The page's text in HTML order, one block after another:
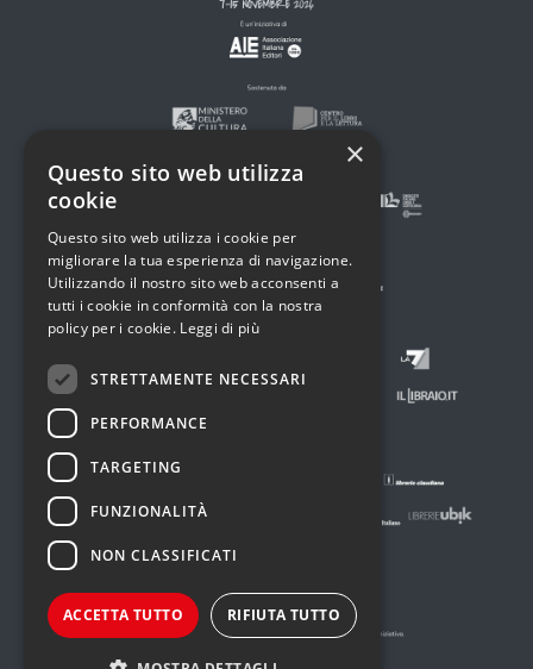
×
Questo sito web utilizza
cookie
Questo sito web utilizza i cookie per
migliorare la tua esperienza di navigazione.
Utilizzando il nostro sito web acconsenti a
tutti i cookie in conformità con la nostra
policy per i cookie. Leggi di più
STRETTAMENTE NECESSARI
PERFORMANCE
TARGETING
FUNZIONALITÀ
NON CLASSIFICATI
ACCETTA TUTTO RIFIUTA TUTTO